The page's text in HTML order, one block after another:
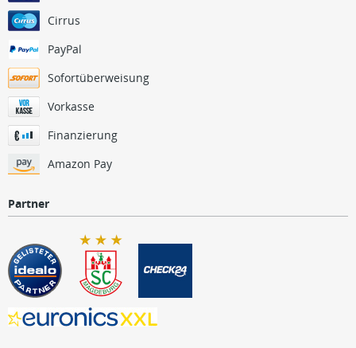
Cirrus
PayPal
Sofortüberweisung
Vorkasse
Finanzierung
Amazon Pay
Partner